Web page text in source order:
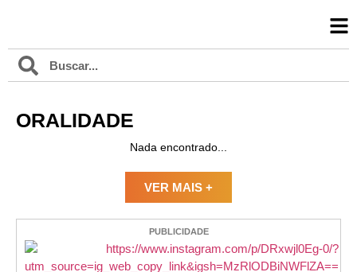
ORALIDADE
Nada encontrado...
VER MAIS +
PUBLICIDADE